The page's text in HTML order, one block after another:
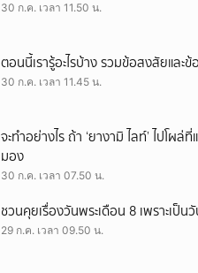
30 ก.ค. เวลา 11.50 น.
ตอนนี้เรารู้อะไรบ้าง รวมข้อสงสัยและข้
30 ก.ค. เวลา 11.45 น.
จะทำอย่างไร ถ้า ‘ยางามิ ไลท์’ ไปโ
มอง
30 ก.ค. เวลา 07.50 น.
ชวนคุยเรื่องวันพระเดือน 8 เพราะเป็น
29 ก.ค. เวลา 09.50 น.